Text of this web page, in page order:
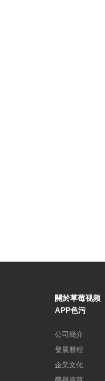
關於草莓视频
APP色污
公司簡介
發展曆程
企業文化